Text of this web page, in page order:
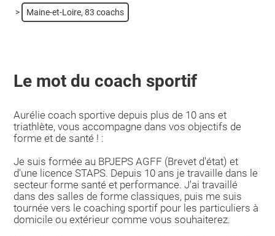
> Maine-et-Loire, 83 coachs
Le mot du coach sportif
Aurélie coach sportive depuis plus de 10 ans et
triathlète, vous accompagne dans vos objectifs de
forme et de santé ! :
Je suis formée au BPJEPS AGFF (Brevet d'état) et
d'une licence STAPS. Depuis 10 ans je travaille dans le
secteur forme santé et performance. J'ai travaillé
dans des salles de forme classiques, puis me suis
tournée vers le coaching sportif pour les particuliers à
domicile ou extérieur comme vous souhaiterez.